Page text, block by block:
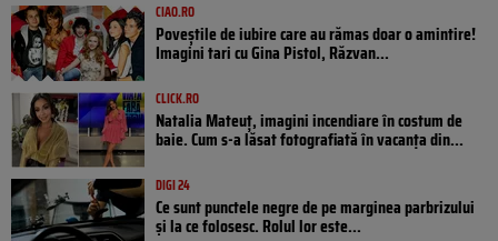
CIAO.RO
Poveştile de iubire care au rămas doar o amintire!
Imagini tari cu Gina Pistol, Răzvan...
CLICK.RO
Natalia Mateuț, imagini incendiare în costum de
baie. Cum s-a lăsat fotografiată în vacanța din...
DIGI 24
Ce sunt punctele negre de pe marginea parbrizului
și la ce folosesc. Rolul lor este...